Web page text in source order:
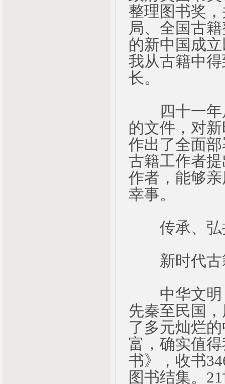
整理图书奖
局、全国古
的新中国成
我从古籍中
长。
四十一年
的文件，对
作出了全面
古籍工作者
作者，能够
幸事。
传承、弘
新时代古
中华文明
先秦至民国
了多元灿烂
富，确实值
书》，收书
图书结集。